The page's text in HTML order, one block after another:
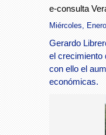
e-consulta
Miércoles,
Gerardo
el crecimiento
con ello el
económicas.